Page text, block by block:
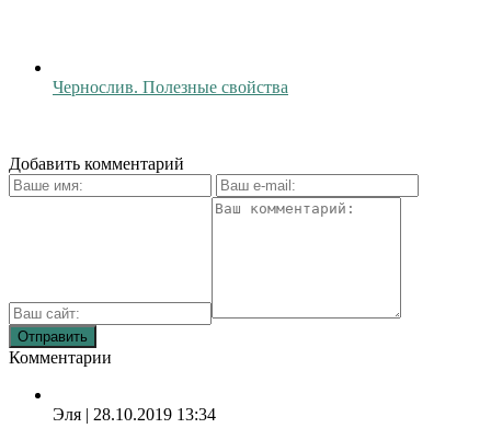
Чернослив. Полезные свойства
Добавить комментарий
Комментарии
Эля | 28.10.2019 13:34